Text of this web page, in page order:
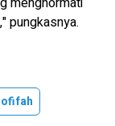
pungkasnya.